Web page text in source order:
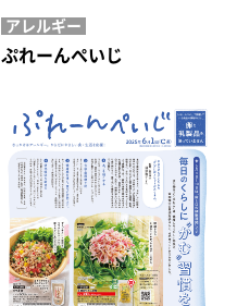
アレルギー
ぷれーんぺいじ